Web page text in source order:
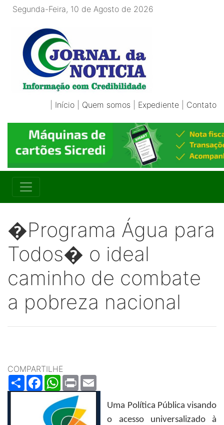
Segunda-Feira, 10 de Agosto de 2026
Início Quem somos Expediente Contato
�Programa Água para
Todos� o ideal
caminho de combate
a pobreza nacional
COMPARTILHE
ShareFacebookWhatsApp
Print
Uma Política Pública visando
o acesso universalizado à